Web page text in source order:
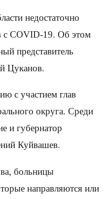
недостаточно
с COVID-19. Об этом
представитель
Цуканов.
с участием глав
округа. Среди
и губернатор
Куйвашев.
больницы
направляются или